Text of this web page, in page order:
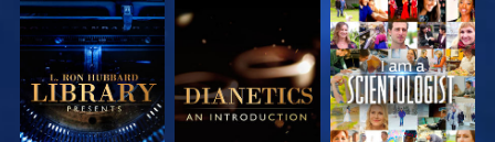
SERIE
ENTDECKEN
ENTDECKEN
ANSEHEN